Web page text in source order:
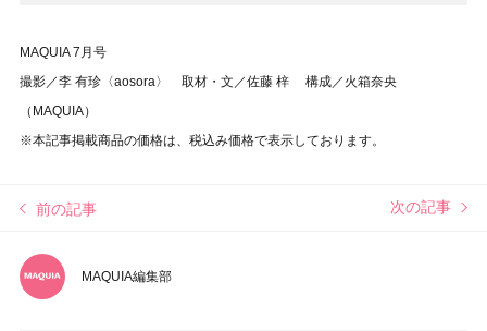
MAQUIA 7月号
撮影／李 有珍〈aosora〉 取材・文／佐藤 梓 構成／火箱奈央
（MAQUIA）
※本記事掲載商品の価格は、税込み価格で表示しております。
前の記事 次の記事
MAQUIA編集部